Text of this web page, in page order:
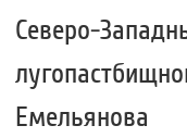
Северо-
Емельянова